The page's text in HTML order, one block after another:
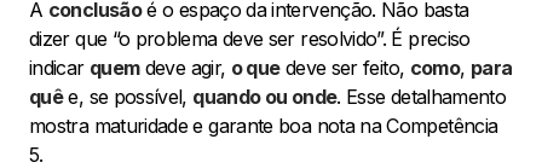
A conclusãoé o espaço da intervenção. Não basta
dizer que “o problema deve ser resolvido”. É preciso
indicar quemdeve agir, o quedeve ser feito, como, para
quêe, se possível, quando ou onde. Esse detalhamento
mostra maturidade e garante boa nota na Competência
5.